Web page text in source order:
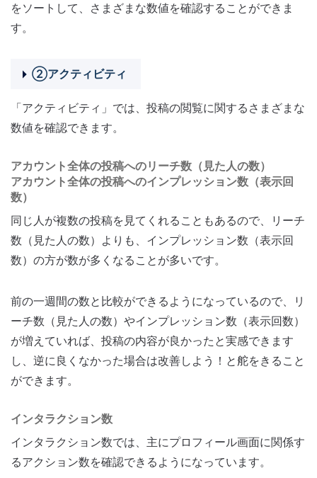
をソートして、さまざまな数値を確認することができま
す。
②アクティビティ
「アクティビティ」では、投稿の閲覧に関するさまざまな
数値を確認できます。
アカウント全体の投稿へのリーチ数（見た人の数）
アカウント全体の投稿へのインプレッション数（表示回
数）
同じ人が複数の投稿を見てくれることもあるので、リーチ
数（見た人の数）よりも、インプレッション数（表示回
数）の方が数が多くなることが多いです。
前の一週間の数と比較ができるようになっているので、リ
ーチ数（見た人の数）やインプレッション数（表示回数）
が増えていれば、投稿の内容が良かったと実感できます
し、逆に良くなかった場合は改善しよう！と舵をきること
ができます。
インタラクション数
インタラクション数では、主にプロフィール画面に関係す
るアクション数を確認できるようになっています。